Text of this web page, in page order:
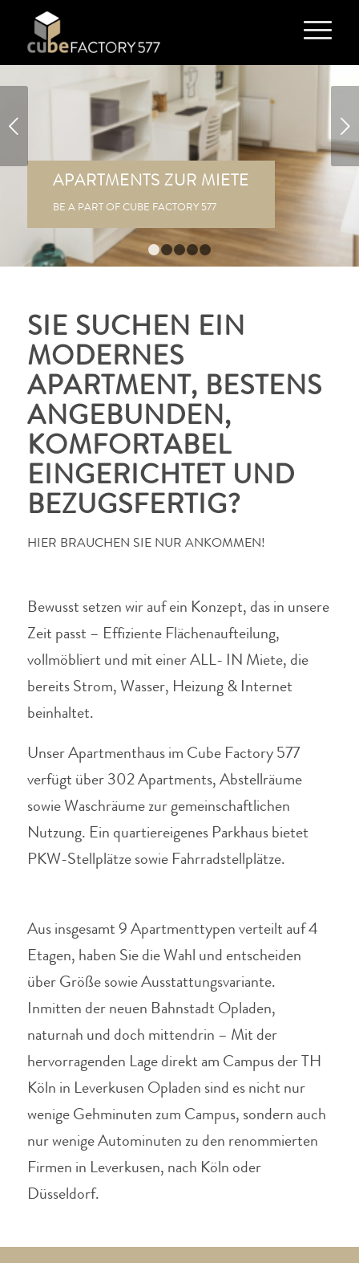
APARTMENTS ZUR MIETE
BE A PART OF CUBE FACTORY 577
Weiter
2 3
SIE SUCHEN EIN
MODERNES
APARTMENT, BESTENS
ANGEBUNDEN,
KOMFORTABEL
EINGERICHTET UND
BEZUGSFERTIG?
HIER BRAUCHEN SIE NUR ANKOMMEN!
Bewusst setzen wir auf ein Konzept, das in unsere
Zeit passt – Effiziente Flächenaufteilung,
vollmöbliert und mit einer ALL- IN Miete, die
bereits Strom, Wasser, Heizung & Internet
beinhaltet.
Unser Apartmenthaus im Cube Factory 577
verfügt über 302 Apartments, Abstellräume
sowie Waschräume zur gemeinschaftlichen
Nutzung. Ein quartiereigenes Parkhaus bietet
PKW-Stellplätze sowie Fahrradstellplätze.
Aus insgesamt 9 Apartmenttypen verteilt auf 4
Etagen, haben Sie die Wahl und entscheiden
über Größe sowie Ausstattungsvariante.
Inmitten der neuen Bahnstadt Opladen,
naturnah und doch mittendrin – Mit der
hervorragenden Lage direkt am Campus der TH
Köln in Leverkusen Opladen sind es nicht nur
wenige Gehminuten zum Campus, sondern auch
nur wenige Autominuten zu den renommierten
Firmen in Leverkusen, nach Köln oder
Düsseldorf.